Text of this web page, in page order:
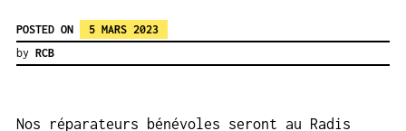
POSTED ON
5 MARS 2023
by RCB
Nos réparateurs bénévoles seront au Radis